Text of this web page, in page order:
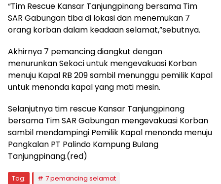
“Tim Rescue Kansar Tanjungpinang bersama Tim
SAR Gabungan tiba di lokasi dan menemukan 7
orang korban dalam keadaan selamat,”sebutnya.
Akhirnya 7 pemancing diangkut dengan
menurunkan Sekoci untuk mengevakuasi Korban
menuju Kapal RB 209 sambil menunggu pemilik Kapal
untuk menonda kapal yang mati mesin.
Selanjutnya tim rescue Kansar Tanjungpinang
bersama Tim SAR Gabungan mengevakuasi Korban
sambil mendampingi Pemilik Kapal menonda menuju
Pangkalan PT Palindo Kampung Bulang
Tanjungpinang.(red)
Tag:
7 pemancing selamat